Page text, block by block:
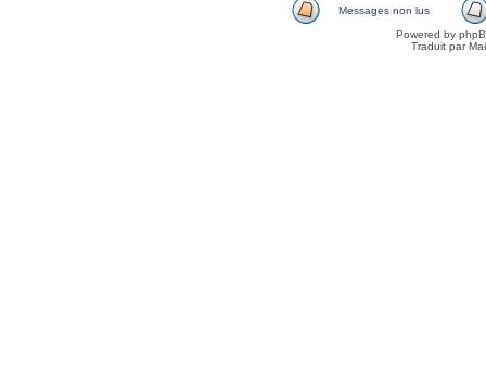
Messages non lus
Powered by
Traduit par